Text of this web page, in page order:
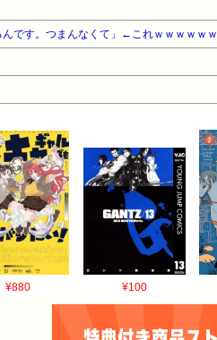
です。つまんなくて」←これｗｗｗｗｗｗ
¥880 ¥100